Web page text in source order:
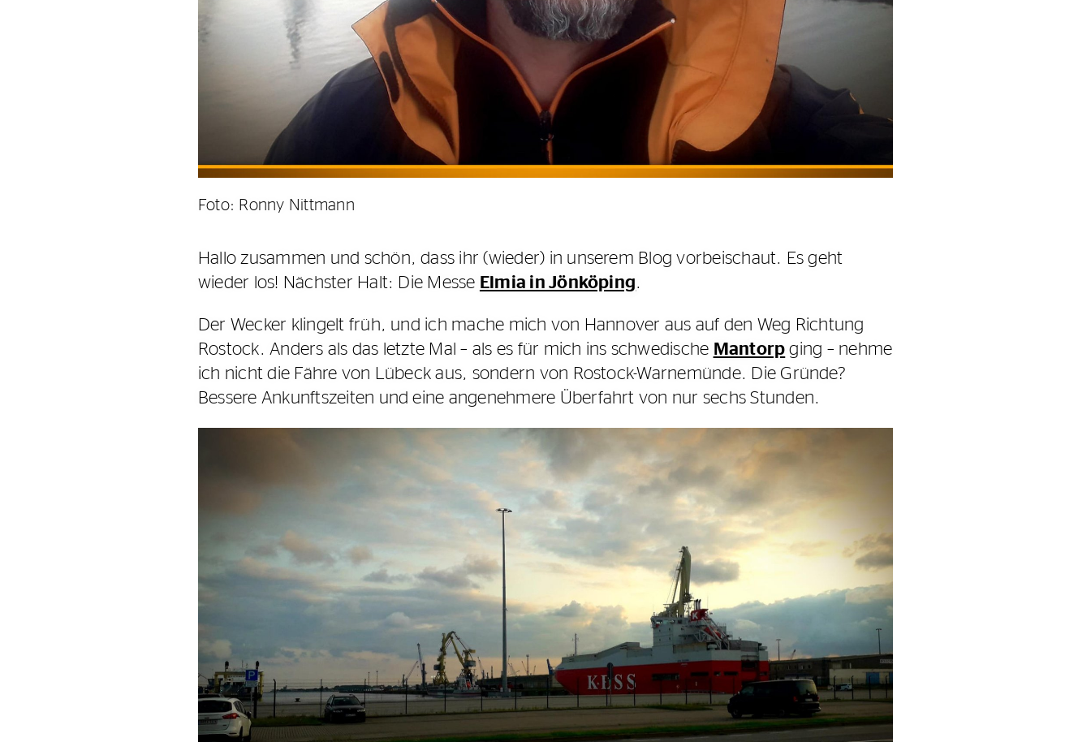
Foto: Ronny Nittmann
Hallo zusammen und schön, dass ihr (wieder) in unserem Blog vorbeischaut. Es geht
wieder los! Nächster Halt: Die Messe Elmia in Jönköping.
Der Wecker klingelt früh, und ich mache mich von Hannover aus auf den Weg Richtung
Rostock. Anders als das letzte Mal – als es für mich ins schwedische Mantorp ging – nehme
ich nicht die Fähre von Lübeck aus, sondern von Rostock-Warnemünde. Die Gründe?
Bessere Ankunftszeiten und eine angenehmere Überfahrt von nur sechs Stunden.